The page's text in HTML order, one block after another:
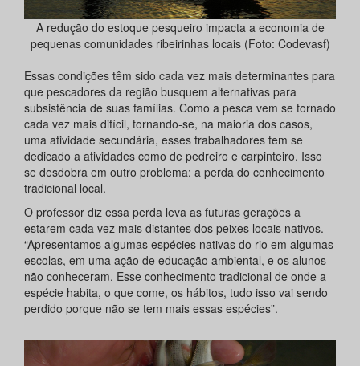
A redução do estoque pesqueiro impacta a economia de
pequenas comunidades ribeirinhas locais (Foto: Codevasf)
Essas condições têm sido cada vez mais determinantes para
que pescadores da região busquem alternativas para
subsistência de suas famílias. Como a pesca vem se tornado
cada vez mais difícil, tornando-se, na maioria dos casos,
uma atividade secundária, esses trabalhadores tem se
dedicado a atividades como de pedreiro e carpinteiro. Isso
se desdobra em outro problema: a perda do conhecimento
tradicional local.
O professor diz essa perda leva as futuras gerações a
estarem cada vez mais distantes dos peixes locais nativos.
“Apresentamos algumas espécies nativas do rio em algumas
escolas, em uma ação de educação ambiental, e os alunos
não conheceram. Esse conhecimento tradicional de onde a
espécie habita, o que come, os hábitos, tudo isso vai sendo
perdido porque não se tem mais essas espécies”.